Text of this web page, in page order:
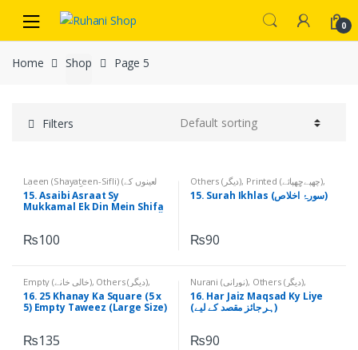
navigation
content
0
Home Shop Page 5
Filters
Laeen (Shayateen-Sifli) (لعینوں کے
نام) Printed
(چھپےچھپائے)
15. Asaibi Asraat Sy
Mukkamal Ek Din Mein Shifa
₨100
Others (دیگر), Printed (چھپےچھپائے),
Qurani Suratain (قرآنی سورتیں) 15. Surah Ikhlas (سورۂ اخلاص)
₨90
Empty (خالی خانے), Others (دیگر),
Printed (چھپےچھپائے)
16. 25 Khanay Ka Square (5 x
5) Empty Taweez (Large Size)
₨135
Nurani (نورانی), Others (دیگر),
16. Har Jaiz Maqsad Ky Liye
(ہر جائز مقصد کے لیے)
₨90